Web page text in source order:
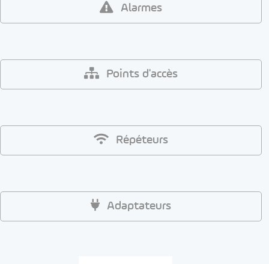
Alarmes
Points d'accès
Répéteurs
Adaptateurs